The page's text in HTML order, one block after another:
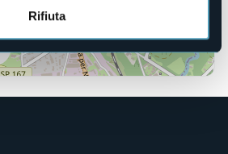
Rifiuta